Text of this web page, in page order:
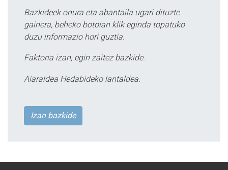
Bazkideek onura eta abantaila ugari dituzte
gainera, beheko botoian klik eginda topatuko
duzu informazio hori guztia.
Faktoria izan, egin zaitez bazkide.
Aiaraldea Hedabideko lantaldea.
Izan bazkide